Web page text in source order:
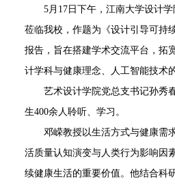
5月17日下午，江南大学设计
莅临我校，作题为《设计引导可持
报告，旨在搭建学术交流平台，拓
计学科与健康理念、人工智能技术
艺术设计学院党总支书记孙秀
生400余人聆听、学习。
邓嵘教授以生活方式与健康需
活质量认知演变与人类行为影响因
续健康生活的重要价值。他结合科